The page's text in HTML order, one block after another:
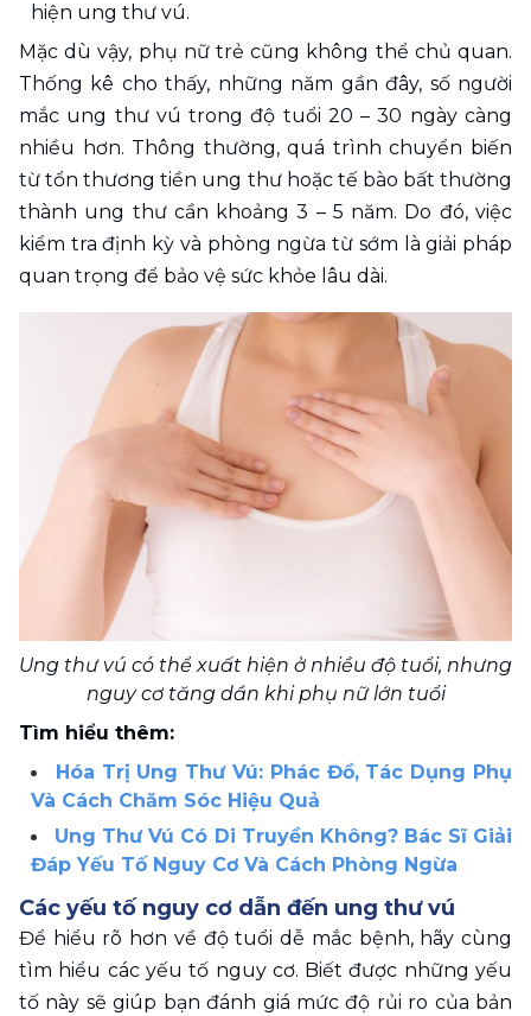
hiện ung thư vú.
Mặc dù vậy, phụ nữ trẻ cũng không thể chủ quan.
Thống kê cho thấy, những năm gần đây, số người
mắc ung thư vú trong độ tuổi 20 – 30 ngày càng
nhiều hơn. Thông thường, quá trình chuyển biến
từ tổn thương tiền ung thư hoặc tế bào bất thường
thành ung thư cần khoảng 3 – 5 năm. Do đó, việc
kiểm tra định kỳ và phòng ngừa từ sớm là giải pháp
quan trọng để bảo vệ sức khỏe lâu dài.
Ung thư vú có thể xuất hiện ở nhiều độ tuổi, nhưng
nguy cơ tăng dần khi phụ nữ lớn tuổi
Tìm hiểu thêm:
Hóa Trị Ung Thư Vú: Phác Đồ, Tác Dụng Phụ
Và Cách Chăm Sóc Hiệu Quả
Ung Thư Vú Có Di Truyền Không? Bác Sĩ Giải
Đáp Yếu Tố Nguy Cơ Và Cách Phòng Ngừa
Các yếu tố nguy cơ dẫn đến ung thư vú
Để hiểu rõ hơn về độ tuổi dễ mắc bệnh, hãy cùng
tìm hiểu các yếu tố nguy cơ. Biết được những yếu
tố này sẽ giúp bạn đánh giá mức độ rủi ro của bản